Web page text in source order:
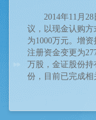
2014年11月
议，以现金认购方
为1000万元。增
注册资金变更为
万股，金证股份持
份，目前已完成